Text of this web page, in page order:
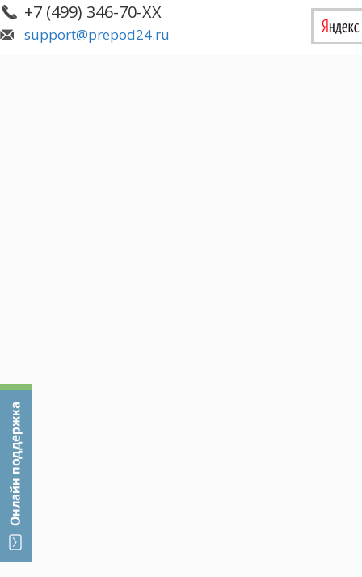
+7 (499) 346-70-XX
support@prepod24.ru